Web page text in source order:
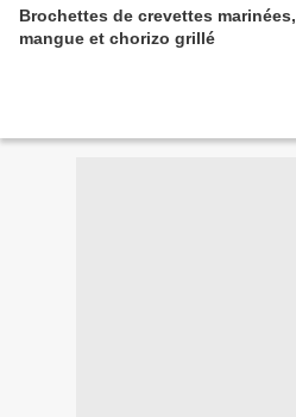
Brochettes de crevettes marinées,
mangue et chorizo grillé